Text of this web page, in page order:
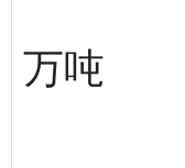
万吨